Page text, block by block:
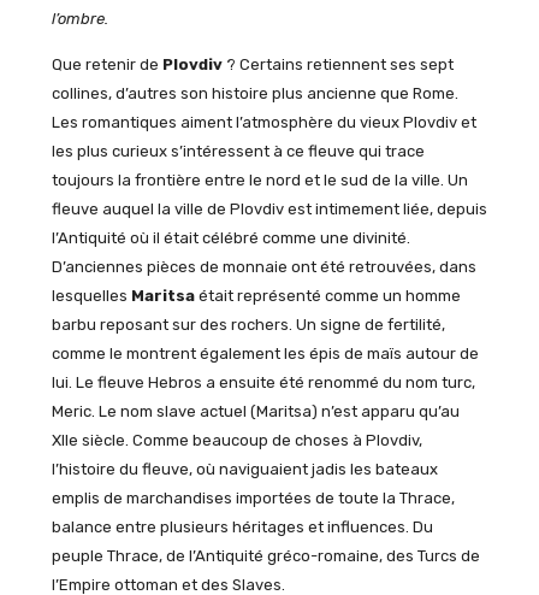
l’ombre.
Que retenir de Plovdiv? Certains retiennent ses sept
collines, d’autres son histoire plus ancienne que Rome.
Les romantiques aiment l’atmosphère du vieux Plovdiv et
les plus curieux s’intéressent à ce fleuve qui trace
toujours la frontière entre le nord et le sud de la ville. Un
fleuve auquel la ville de Plovdiv est intimement liée, depuis
l’Antiquité où il était célébré comme une divinité.
D’anciennes pièces de monnaie ont été retrouvées, dans
lesquelles Maritsaétait représenté comme un homme
barbu reposant sur des rochers. Un signe de fertilité,
comme le montrent également les épis de maïs autour de
lui. Le fleuve Hebros a ensuite été renommé du nom turc,
Meric. Le nom slave actuel (Maritsa) n’est apparu qu’au
XIIe siècle. Comme beaucoup de choses à Plovdiv,
l’histoire du fleuve, où naviguaient jadis les bateaux
emplis de marchandises importées de toute la Thrace,
balance entre plusieurs héritages et influences. Du
peuple Thrace, de l’Antiquité gréco-romaine, des Turcs de
l’Empire ottoman et des Slaves.